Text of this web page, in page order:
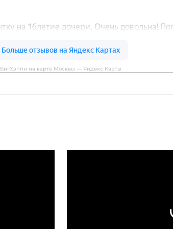
БигХэппи на карте Москвы — Яндекс Карты